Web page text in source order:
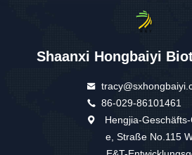
Shaanxi Hongbaiyi
86-029-86101461
Hengjia-
e, Straße No.115